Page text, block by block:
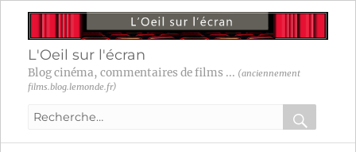
L'Oeil sur l'écran
Blog cinéma, commentaires de films ... (anciennement
films.blog.lemonde.fr)
Recherche
OK